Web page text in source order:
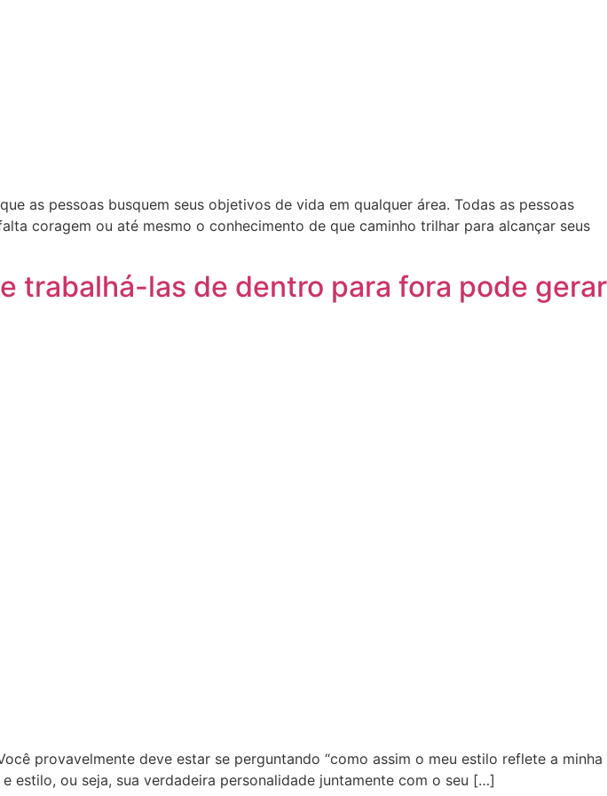
as pessoas busquem seus objetivos de vida em qualquer área. Todas as pessoas
coragem ou até mesmo o conhecimento de que caminho trilhar para alcançar seus
trabalhá-las de dentro para fora pode gerar
provavelmente deve estar se perguntando “como assim o meu estilo reflete a minha
estilo, ou seja, sua verdadeira personalidade juntamente com o seu […]